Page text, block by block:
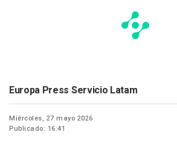
Europa Press Servicio Latam
Miércoles, 27 mayo 2026
Publicado: 16:41